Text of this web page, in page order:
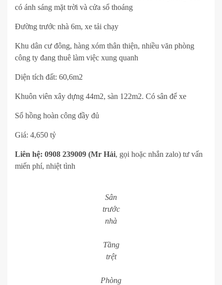
có ánh sáng mặt trời và cửa sổ thoáng
Đường trước nhà 6m, xe tải chạy
Khu dân cư đông, hàng xóm thân thiện, nhiều văn phòng
công ty đang thuê làm việc xung quanh
Diện tích đất: 60,6m2
Khuôn viên xây dựng 44m2, sàn 122m2. Có sân để xe
Sổ hồng hoàn công đầy đủ
Giá: 4,650 tỷ
Liên hệ: 0908 239009 (Mr Hải, gọi hoặc nhắn zalo) tư vấn
miến phí, nhiệt tình
Sân
trước
nhà
Tầng
trệt
Phòng